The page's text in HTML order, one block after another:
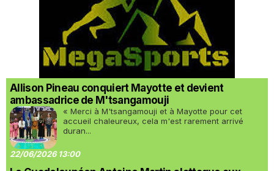
Allison Pineau conquiert Mayotte et devient
ambassadrice de M'tsangamouji
« Merci à M'tsangamouji et à Mayotte pour cet
accueil chaleureux, cela m'est rarement arrivé
duran...
22/06/2026 13:00